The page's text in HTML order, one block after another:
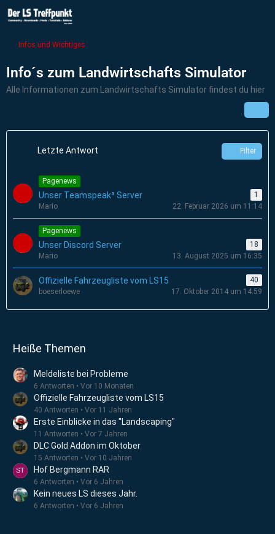
Infos und Wichtiges
Info´s zum Landwirtschafts Simulator
Alle Informationen zum Landwirtschafts Simulator findest du hier
Letzte Antwort Filter
Pagenews
Unser Teamspeak³ Server
1
Mario
22. Februar 2026 um 11:14
Pagenews
Unser Discord Server
18
Mario
13. August 2025 um 16:35
Offizielle Fahrzeugliste vom LS15
40
boeserloewe
17. Oktober 2014 um 14:59
Heiße Themen
Meldeliste bei Probleme
6 Antworten Vor 10 Monaten
Offizielle Fahrzeugliste vom LS15
40 Antworten Vor 11 Jahren
Erste Einblicke in das "Landscaping"
11 Antworten Vor 7 Jahren
DLC Gold Addon im Oktober
15 Antworten Vor 10 Jahren
Hof Bergmann RAR
6 Antworten Vor 6 Jahren
Kein neues LS dieses Jahr.
6 Antworten Vor 6 Jahren